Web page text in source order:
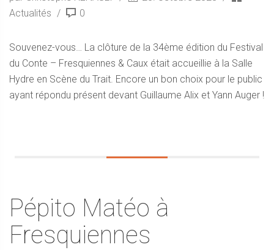
Actualités
0
Souvenez-vous… La clôture de la 34ème édition du Festival
du Conte – Fresquiennes & Caux était accueillie à la Salle
Hydre en Scène du Trait. Encore un bon choix pour le public
ayant répondu présent devant Guillaume Alix et Yann Auger !
Pépito Matéo à
Fresquiennes